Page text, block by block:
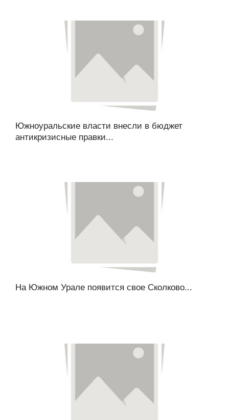
Южноуральские власти внесли в бюджет
антикризисные правки...
На Южном Урале появится свое Сколково...